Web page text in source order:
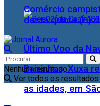
Último Voo da
Baixinhos, Xuxa
as idades, em
Comércio
desta quinta (6)
Nenhum resultado
Ver todos os resultados